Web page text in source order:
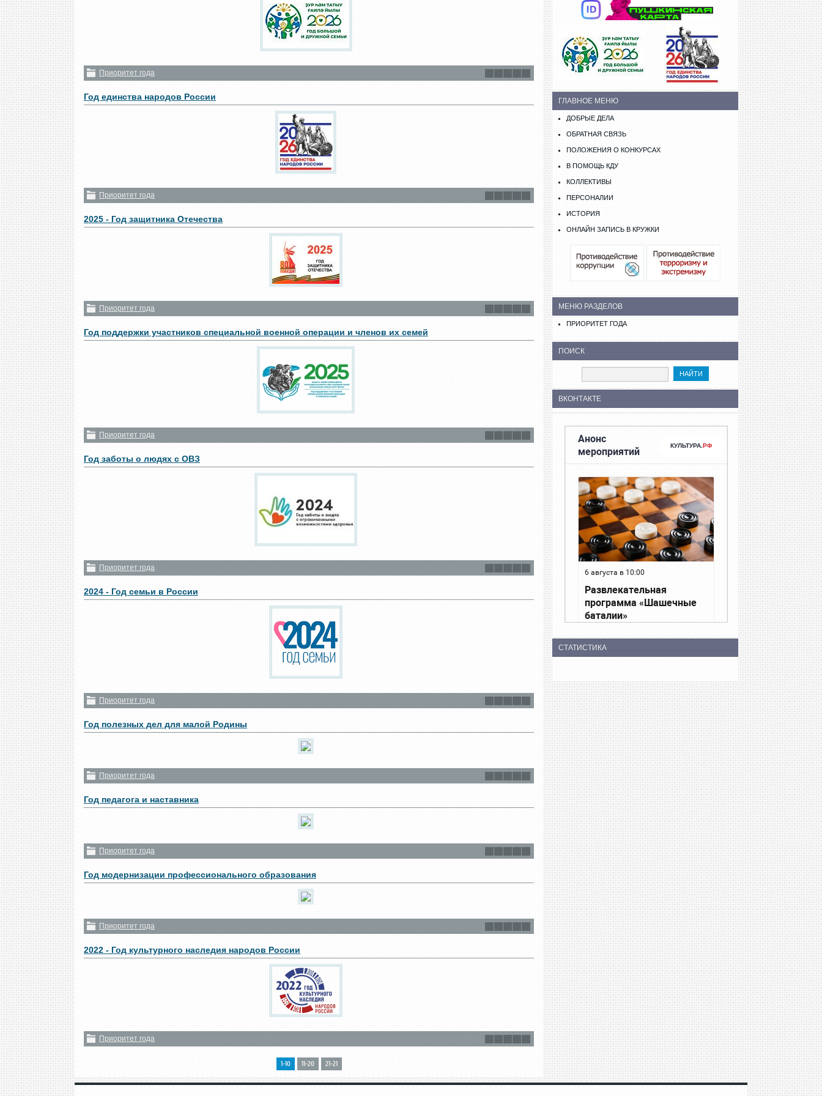
Приоритет года
Год единства народов России
Приоритет года
2025 - Год защитника Отечества
Приоритет года
Год поддержки участников специальной военной операции и членов их семей
Приоритет года
Год заботы о людях с ОВЗ
Приоритет года
2024 - Год семьи в России
Приоритет года
Год полезных дел для малой Родины
Приоритет года
Год педагога и наставника
Приоритет года
Год модернизации профессионального образования
Приоритет года
2022 - Год культурного наследия народов России
Приоритет года
1-10 11-20 21-21
ГЛАВНОЕ МЕНЮ
ДОБРЫЕ ДЕЛА
ОБРАТНАЯ СВЯЗЬ
ПОЛОЖЕНИЯ О КОНКУРСАХ
В ПОМОЩЬ КДУ
КОЛЛЕКТИВЫ
ПЕРСОНАЛИИ
ИСТОРИЯ
ОНЛАЙН ЗАПИСЬ В КРУЖКИ
МЕНЮ РАЗДЕЛОВ
ПРИОРИТЕТ ГОДА
ПОИСК
ВКОНТАКТЕ
СТАТИСТИКА